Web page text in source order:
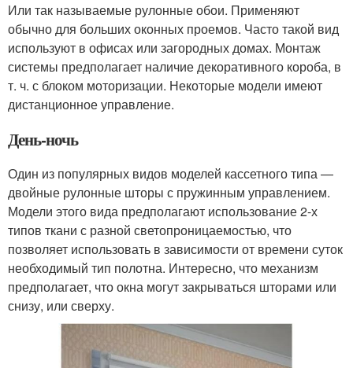
Или так называемые рулонные обои. Применяют
обычно для больших оконных проемов. Часто такой вид
используют в офисах или загородных домах. Монтаж
системы предполагает наличие декоративного короба, в
т. ч. с блоком моторизации. Некоторые модели имеют
дистанционное управление.
День-ночь
Один из популярных видов моделей кассетного типа —
двойные рулонные шторы с пружинным управлением.
Модели этого вида предполагают использование 2-х
типов ткани с разной светопроницаемостью, что
позволяет использовать в зависимости от времени суток
необходимый тип полотна. Интересно, что механизм
предполагает, что окна могут закрываться шторами или
снизу, или сверху.